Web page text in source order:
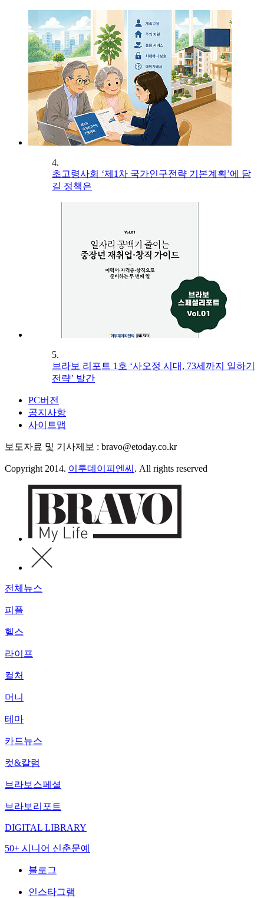
4.
초고령사회 ‘제1차 국가인구전략 기본계획’에 담
길 정책은
5.
브라보 리포트 1호 ‘사오정 시대, 73세까지 일하기
전략’ 발간
PC버전
공지사항
사이트맵
보도자료 및 기사제보 : bravo@etoday.co.kr
Copyright 2014. 이투데이피엔씨 . All rights reserved
전체뉴스
피플
헬스
라이프
컬처
머니
테마
카드뉴스
컷&칼럼
브라보스페셜
브라보리포트
DIGITAL LIBRARY
50+ 시니어 신춘문예
블로그
인스타그램